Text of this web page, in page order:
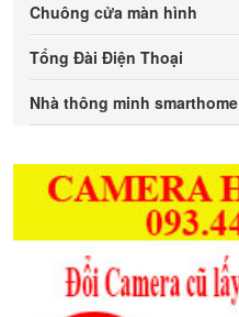
Chuông cửa màn hình
Tổng Đài Điện Thoại
Nhà thông minh smarthome